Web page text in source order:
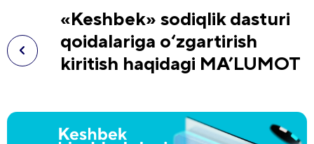
«Keshbek» sodiqlik dasturi
qoidalariga o‘zgartirish
kiritish haqidagi MA’LUMOT